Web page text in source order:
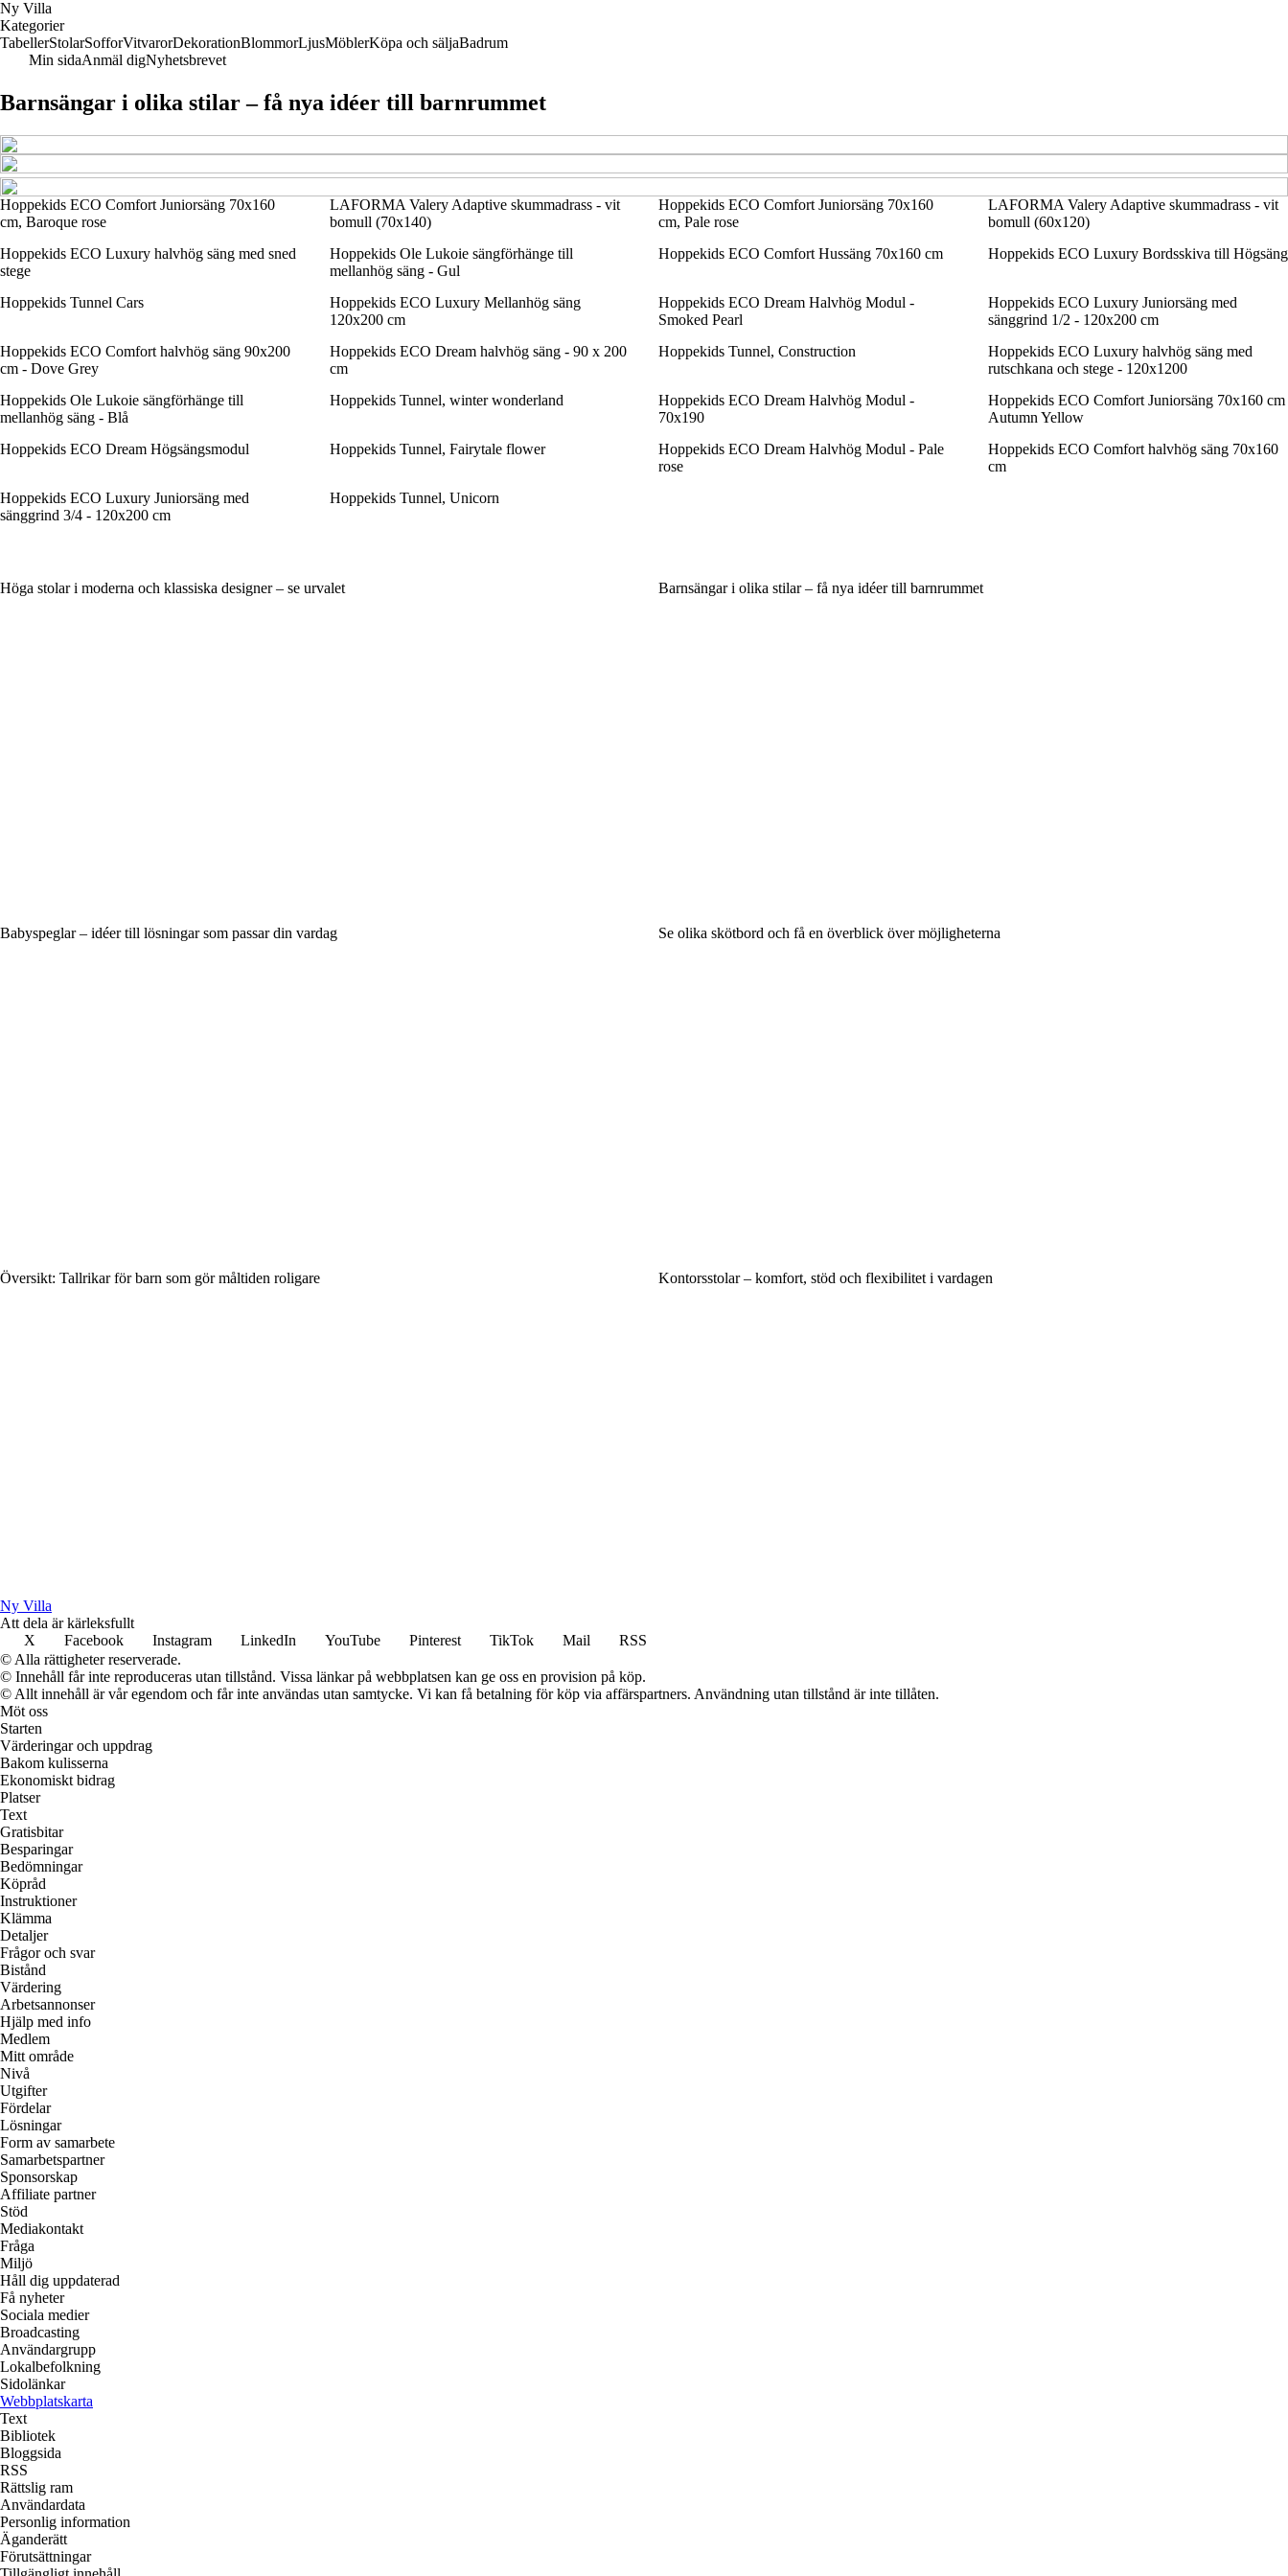
Ny Villa
Kategorier
TabellerStolarSofforVitvarorDekorationBlommorLjusMöblerKöpa och säljaBadrum
Min sidaAnmäl digNyhetsbrevet
Barnsängar i olika stilar – få nya idéer till barnrummet
Hoppekids ECO Comfort Juniorsäng 70x160
cm, Baroque rose
LAFORMA Valery Adaptive skummadrass - vit
bomull (70x140)
Hoppekids ECO Comfort Juniorsäng 70x160
cm, Pale rose
LAFORMA Valery Adaptive skummadrass - vit
bomull (60x120)
Hoppekids ECO Luxury halvhög säng med sned
stege
Hoppekids Ole Lukoie sängförhänge till
mellanhög säng - Gul
Hoppekids ECO Comfort Hussäng 70x160 cm Hoppekids ECO Luxury Bordsskiva till Högsäng
Hoppekids Tunnel Cars
Hoppekids ECO Luxury Mellanhög säng
120x200 cm
Hoppekids ECO Dream Halvhög Modul -
Smoked Pearl
Hoppekids ECO Luxury Juniorsäng med
sänggrind 1/2 - 120x200 cm
Hoppekids ECO Comfort halvhög säng 90x200
cm - Dove Grey
Hoppekids ECO Dream halvhög säng - 90 x 200
cm
Hoppekids Tunnel, Construction
Hoppekids ECO Luxury halvhög säng med
rutschkana och stege - 120x1200
Hoppekids Ole Lukoie sängförhänge till
mellanhög säng - Blå
Hoppekids Tunnel, winter wonderland
Hoppekids ECO Dream Halvhög Modul -
70x190
Hoppekids ECO Comfort Juniorsäng 70x160 cm
Autumn Yellow
Hoppekids ECO Dream Högsängsmodul
Hoppekids Tunnel, Fairytale flower
Hoppekids ECO Dream Halvhög Modul - Pale
rose
Hoppekids ECO Comfort halvhög säng 70x160
cm
Hoppekids ECO Luxury Juniorsäng med
sänggrind 3/4 - 120x200 cm
Hoppekids Tunnel, Unicorn
Höga stolar i moderna och klassiska designer – se urvalet Barnsängar i olika stilar – få nya idéer till barnrummet
Babyspeglar – idéer till lösningar som passar din vardag Se olika skötbord och få en överblick över möjligheterna
Översikt: Tallrikar för barn som gör måltiden roligare Kontorsstolar – komfort, stöd och flexibilitet i vardagen
Ny Villa
Att dela är kärleksfullt
X
Facebook Instagram LinkedIn YouTube Pinterest TikTok Mail
RSS
© Alla rättigheter reserverade.
© Innehåll får inte reproduceras utan tillstånd. Vissa länkar på webbplatsen kan ge oss en provision på köp.
© Allt innehåll är vår egendom och får inte användas utan samtycke. Vi kan få betalning för köp via affärspartners. Användning utan tillstånd är inte tillåten.
Möt oss
Starten
Värderingar och uppdrag
Bakom kulisserna
Ekonomiskt bidrag
Platser
Text
Gratisbitar
Besparingar
Bedömningar
Köpråd
Instruktioner
Klämma
Detaljer
Frågor och svar
Bistånd
Värdering
Arbetsannonser
Hjälp med info
Medlem
Mitt område
Nivå
Utgifter
Fördelar
Lösningar
Form av samarbete
Samarbetspartner
Sponsorskap
Affiliate partner
Stöd
Mediakontakt
Fråga
Miljö
Håll dig uppdaterad
Få nyheter
Sociala medier
Broadcasting
Användargrupp
Lokalbefolkning
Sidolänkar
Webbplatskarta
Text
Bibliotek
Bloggsida
RSS
Rättslig ram
Användardata
Personlig information
Äganderätt
Förutsättningar